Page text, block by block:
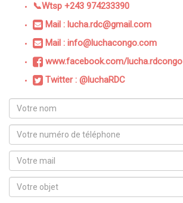
📞Wtsp +243 974233390
Mail : lucha.rdc@gmail.com
Mail : info@luchacongo.com
www.facebook.com/lucha.rdcongo
Twitter : @luchaRDC